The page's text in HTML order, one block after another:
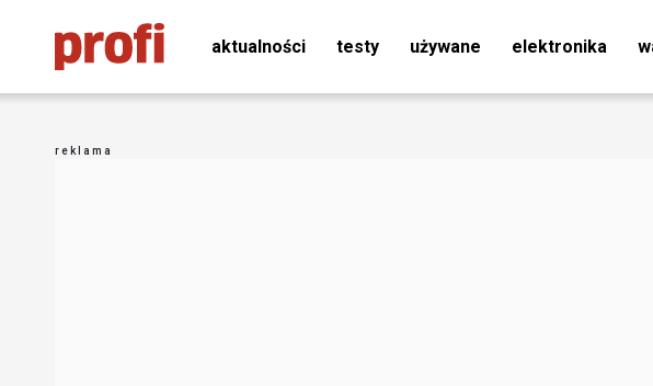
aktualności testy używane elektronika